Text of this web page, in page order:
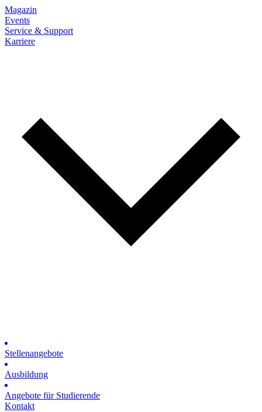
Magazin
Events
Service & Support
Karriere
Stellenangebote
Ausbildung
Angebote für Studierende
Kontakt